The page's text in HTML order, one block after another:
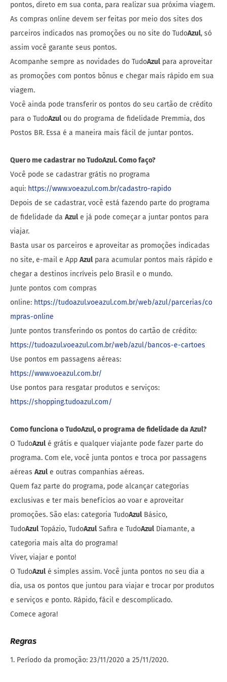
pontos, direto em sua conta, para realizar sua próxima viagem.
As compras online devem ser feitas por meio dos sites dos
parceiros indicados nas promoções ou no site do TudoAzul, só
assim você garante seus pontos.
Acompanhe sempre as novidades do TudoAzul para aproveitar
as promoções com pontos bônus e chegar mais rápido em sua
viagem.
Você ainda pode transferir os pontos do seu cartão de crédito
para o TudoAzul ou do programa de fidelidade Premmia, dos
Postos BR. Essa é a maneira mais fácil de juntar pontos.
Quero me cadastrar no TudoAzul. Como faço?
Você pode se cadastrar grátis no programa
aqui: https://www.voeazul.com.br/cadastro-rapido
Depois de se cadastrar, você está fazendo parte do programa
de fidelidade da Azul e já pode começar a juntar pontos para
viajar.
Basta usar os parceiros e aproveitar as promoções indicadas
no site, e-mail e App Azul para acumular pontos mais rápido e
chegar a destinos incríveis pelo Brasil e o mundo.
Junte pontos com compras
online: https://tudoazul.voeazul.com.br/web/azul/parcerias/co
mpras-online
Junte pontos transferindo os pontos do cartão de crédito:
https://tudoazul.voeazul.com.br/web/azul/bancos-e-cartoes
Use pontos em passagens aéreas:
https://www.voeazul.com.br/
Use pontos para resgatar produtos e serviços:
https://shopping.tudoazul.com/
Como funciona o TudoAzul, o programa de fidelidade da Azul?
O TudoAzul é grátis e qualquer viajante pode fazer parte do
programa. Com ele, você junta pontos e troca por passagens
aéreas Azul e outras companhias aéreas.
Quem faz parte do programa, pode alcançar categorias
exclusivas e ter mais benefícios ao voar e aproveitar
promoções. São elas: categoria TudoAzul Básico,
TudoAzul Topázio, TudoAzul Safira e TudoAzul Diamante, a
categoria mais alta do programa!
Viver, viajar e ponto!
O TudoAzul é simples assim. Você junta pontos no seu dia a
dia, usa os pontos que juntou para viajar e trocar por produtos
e serviços e ponto. Rápido, fácil e descomplicado.
Comece agora!
Regras
1. Período da promoção: 23/11/2020 a 25/11/2020.